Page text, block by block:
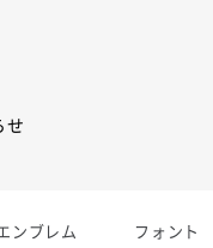
せ
ンブレム フォント